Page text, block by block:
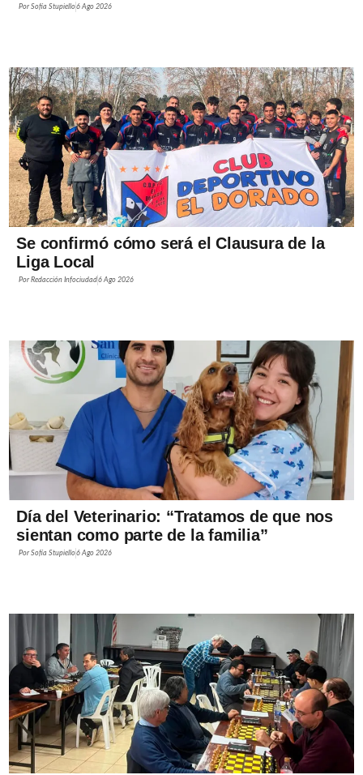
PorSofía Stupiello6 Ago 2026
Se confirmó cómo será el Clausura de la
Liga Local
PorRedacción Infociudad6 Ago 2026
Día del Veterinario: “Tratamos de que nos
sientan como parte de la familia”
PorSofía Stupiello6 Ago 2026